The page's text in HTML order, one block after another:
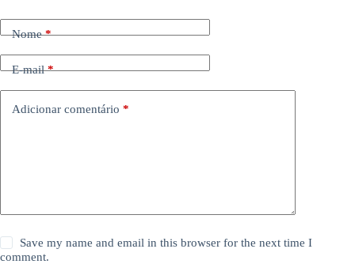
Nome*
E-mail*
Adicionar comentário *
Save my name and email in this browser for the next time I
comment.